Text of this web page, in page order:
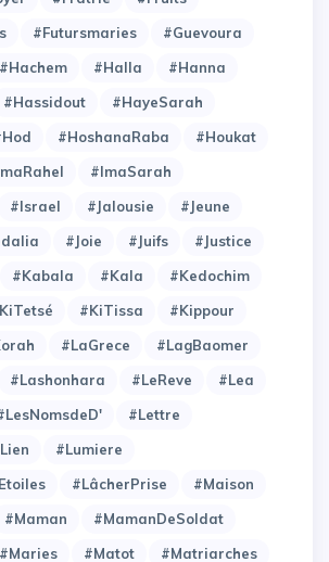
#Futursmaries
#Guevoura
#Hachem #Halla
#Hanna
#Hassidout
#HayeSarah
#HoshanaRaba
#Houkat
#ImaSarah
#Israel #Jalousie
#Jeune
#Joie #Juifs
#Justice
#Kabala #Kala
#Kedochim
#KiTissa
#Kippour
#LaGrece
#LagBaomer
#Lashonhara #LeReve
#Lea
#Lettre
#Lumiere
#LâcherPrise
#Maison
#Maman
#MamanDeSoldat
#Maries #Matot #Matriarches